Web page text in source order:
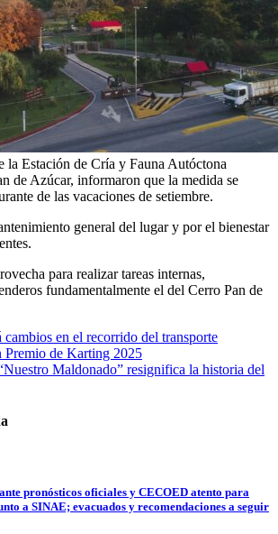
la Estación de Cría y Fauna Autóctona
de Azúcar, informaron que la medida se
de las vacaciones de setiembre.
general del lugar y por el bienestar
para realizar tareas internas,
fundamentalmente el del Cerro Pan de
cambios en el recorrido del transporte
Premio de Karting 2025
Maldonado” resignifica la historia del
pronósticos oficiales y CECOED atento para
a SINAE; evacuados y recomendaciones a seguir